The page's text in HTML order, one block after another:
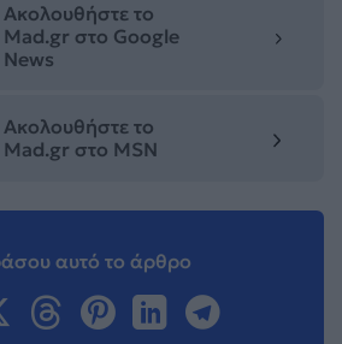
Ακολουθήστε το
Mad.gr στο Google
News
Ακολουθήστε το
Mad.gr στο MSN
αυτό το άρθρο